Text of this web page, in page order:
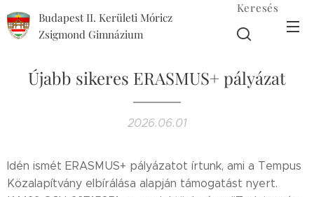
Budapest II. Kerületi Móricz
Zsigmond Gimnázium
Keresés
Újabb sikeres ERASMUS+ pályázat
2026.06.01
Idén ismét ERASMUS+ pályázatot írtunk, ami a Tempus
Közalapítvány elbírálása alapján támogatást nyert.